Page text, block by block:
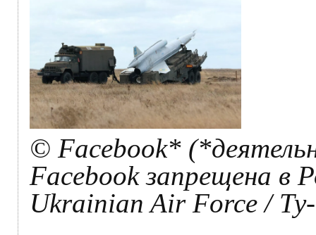
© Facebook*
Facebook запрещена в
Ukrainian Air Force /